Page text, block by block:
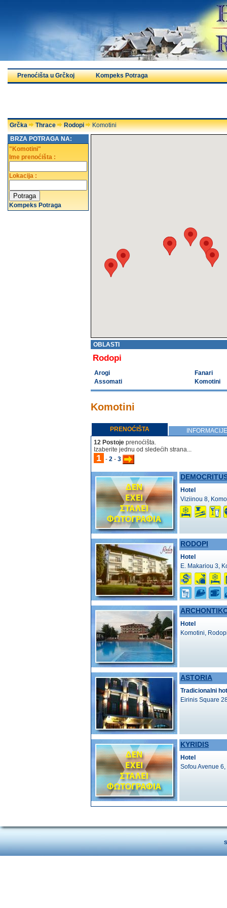
Prenoćišta u Grčkoj Kompeks Potraga
Grčka Thrace Rodopi
Komotini
BRZA POTRAGA NA:
"Komotini"
Ime prenoćišta :
Lokacija :
Kompeks Potraga
OBLASTI
Rodopi
Arogi
Assomati
Fanari
Komotini
Komotini
PRENOĆIŠTA
INFORMACIJE
12 Postoje prenoćišta.
Izaberite jednu od sledećih strana...
1 - 2 - 3
Hotel
Viziinou 8,
RODOPI
Hotel
E. Makariou 3,
Hotel
Komotini,
ASTORIA
Tradicionalni
Eirinis Square
KYRIDIS
Hotel
Sofou Avenue